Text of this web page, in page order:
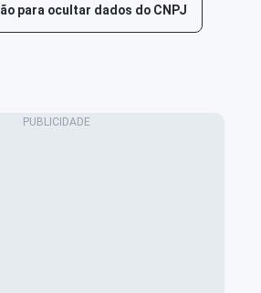
para ocultar dados do CNPJ